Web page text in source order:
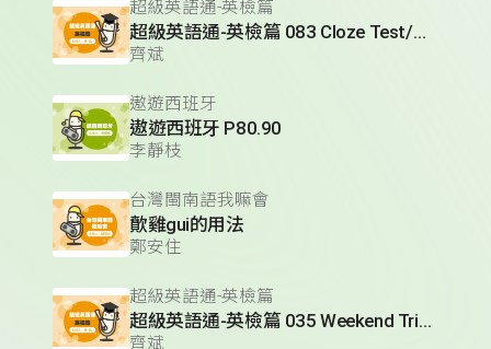
超級英語通-英檢篇
超級英語通-英檢篇 083 Cloze Test/段落填空-13
齊斌
遨遊西班牙
遨遊西班牙 P80.90
李靜枝
台灣閩南語我嘛會
歕雞gui的用法
鄭安住
超級英語通-英檢篇
超級英語通-英檢篇 035 Weekend Trip- 週末旅遊
齊斌